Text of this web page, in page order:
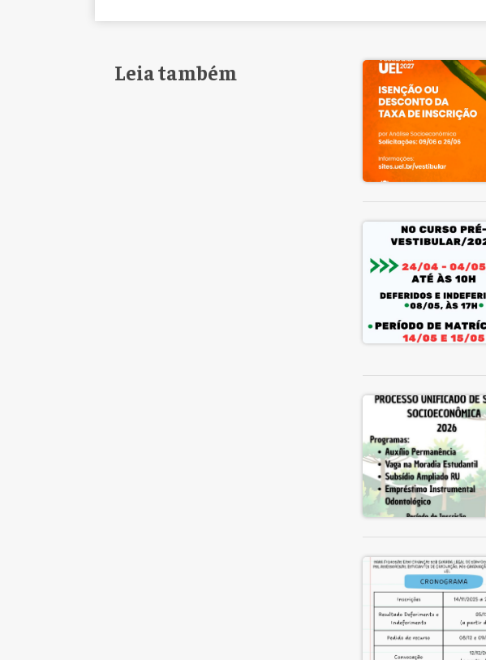
Leia também